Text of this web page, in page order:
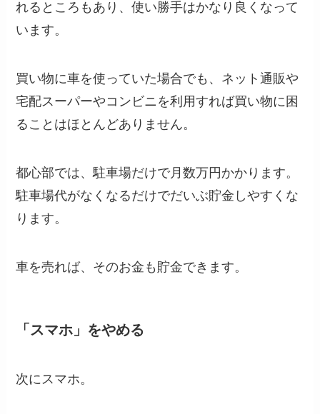
れるところもあり、使い勝手はかなり良くなって
います。
買い物に車を使っていた場合でも、ネット通販や
宅配スーパーやコンビニを利用すれば買い物に困
ることはほとんどありません。
都心部では、駐車場だけで月数万円かかります。
駐車場代がなくなるだけでだいぶ貯金しやすくな
ります。
車を売れば、そのお金も貯金できます。
「スマホ」をやめる
次にスマホ。